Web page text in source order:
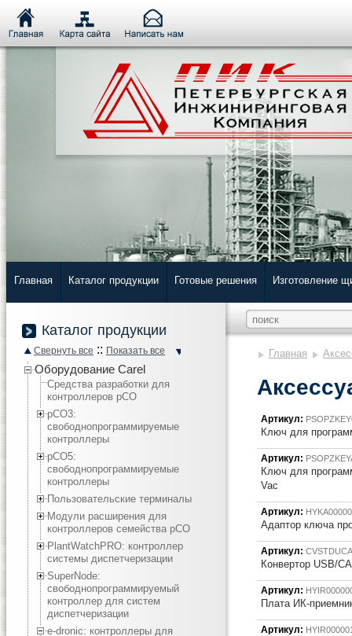
Главная Каталог продукции Готовые решения Изготовление
Каталог продукции
Свернуть все :: Показать все
Оборудование Carel
Средства разработки для
контроллеров pCO
pCO3:
cвободнопрограммируемые
контроллеры
pCO5:
cвободнопрограммируемые
контроллеры
Пользовательские терминалы
Модули расширения для
контроллеров семейства pCO
PlantWatchPRO: контроллер
системы диспетчеризации
SuperNode:
свободнопрограммируемый
контроллер для систем
диспетчеризации
e-dronic: контроллеры для
Главная
Артикул:
Ключ для
Артикул:
Ключ для
Vac
Артикул:
Адаптор ключа
Артикул:
Конвертор USB/
Артикул:
Плата ИК-
Артикул: